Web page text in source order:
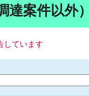
達案件以外）
しています